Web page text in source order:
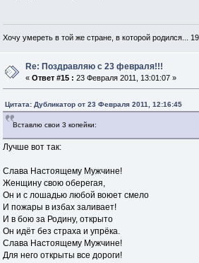
Хочу умереть в той же стране, в которой родился...
Re: Поздравляю с 23 февраля!!!
«Ответ #15 : 23 Февраля 2011, 13:01:07 »
Цитата: Дубликатор от 23 Февраля 2011, 12:16:45
Вставлю свои 3 копейки:
Лучше вот так:
Слава Настоящему Мужчине!
Женщину свою оберегая,
Он и с лошадью любой воюет смело
И пожары в избах заливает!
И в бою за Родину, открыто
Он идёт без страха и упрёка.
Слава Настоящему Мужчине!
Для него открыты все дороги!